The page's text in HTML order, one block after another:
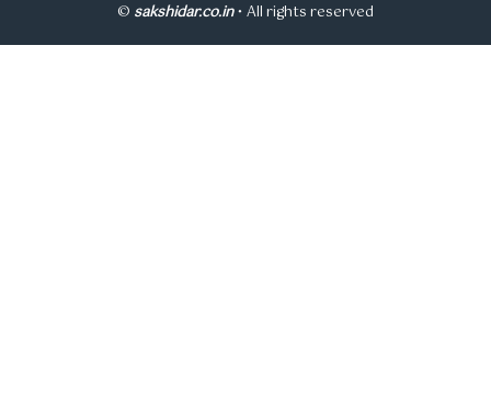
© sakshidar.co.in• All rights reserved